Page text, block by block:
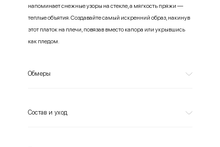
напоминает снежные узоры на стекле, а мягкость пряжи —
теплые объятия. Создавайте самый искренний образ, накинув
этот платок на плечи, повязав вместо капора или укрывшись
как пледом.
Обмеры
Состав и уход